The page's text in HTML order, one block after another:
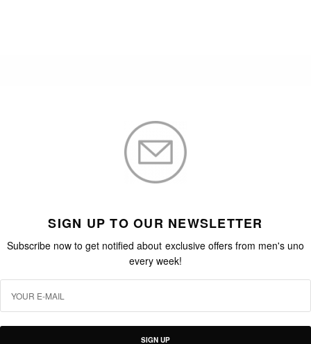
SIGN UP TO OUR NEWSLETTER
Subscribe now to get notified about exclusive offers from men's uno
every week!
SIGN UP